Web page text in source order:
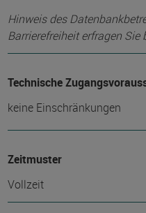
Hinweis des
Barrierefreiheit erfragen Sie
Technische
keine Einschränkungen
Zeitmuster
Vollzeit